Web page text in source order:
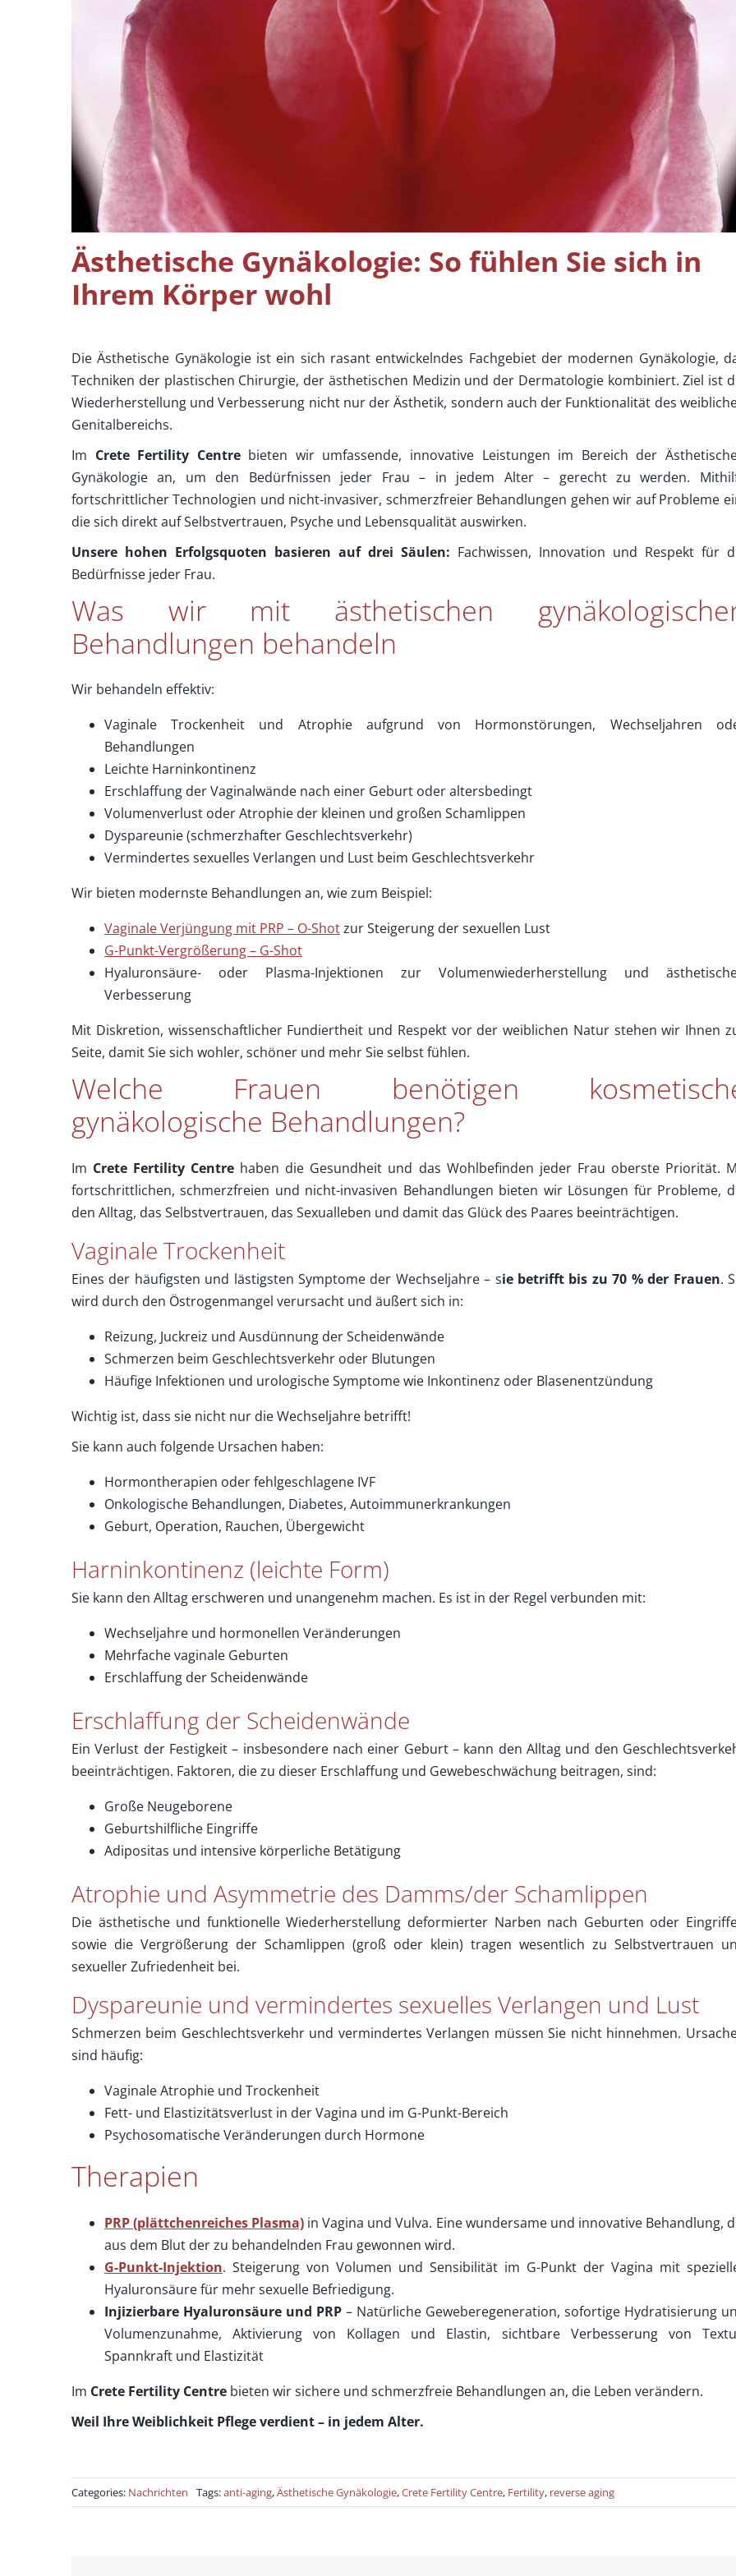
Ästhetische Gynäkologie: So fühlen Sie sich in
Ihrem Körper wohl
Die Ästhetische Gynäkologie ist ein sich rasant entwickelndes Fachgebiet der modernen Gynäkologie,
Techniken der plastischen Chirurgie, der ästhetischen Medizin und der Dermatologie kombiniert. Ziel ist
Wiederherstellung und Verbesserung nicht nur der Ästhetik, sondern auch der Funktionalität des
Genitalbereichs.
Im Crete Fertility Centrebieten wir umfassende, innovative Leistungen im Bereich der
Gynäkologie an, um den Bedürfnissen jeder Frau – in jedem Alter – gerecht zu werden.
fortschrittlicher Technologien und nicht-invasiver, schmerzfreier Behandlungen gehen wir auf Probleme
die sich direkt auf Selbstvertrauen, Psyche und Lebensqualität auswirken.
Unsere hohen Erfolgsquoten basieren auf drei Säulen: Fachwissen, Innovation und Respekt für
Bedürfnisse jeder Frau.
Was wir mit ästhetischen
Behandlungen behandeln
Wir behandeln effektiv:
Vaginale Trockenheit und Atrophie aufgrund von Hormonstörungen, Wechseljahren
Behandlungen
Leichte Harninkontinenz
Erschlaffung der Vaginalwände nach einer Geburt oder altersbedingt
Volumenverlust oder Atrophie der kleinen und großen Schamlippen
Dyspareunie (schmerzhafter Geschlechtsverkehr)
Vermindertes sexuelles Verlangen und Lust beim Geschlechtsverkehr
Wir bieten modernste Behandlungen an, wie zum Beispiel:
Vaginale Verjüngung mit PRP – O-Shotzur Steigerung der sexuellen Lust
G-Punkt-Vergrößerung – G-Shot
Hyaluronsäure- oder Plasma-Injektionen zur Volumenwiederherstellung und
Verbesserung
Mit Diskretion, wissenschaftlicher Fundiertheit und Respekt vor der weiblichen Natur stehen wir Ihnen
Seite, damit Sie sich wohler, schöner und mehr Sie selbst fühlen.
Welche Frauen benötigen
gynäkologische Behandlungen?
Im Crete Fertility Centre haben die Gesundheit und das Wohlbefinden jeder Frau oberste Priorität.
fortschrittlichen, schmerzfreien und nicht-invasiven Behandlungen bieten wir Lösungen für Probleme,
den Alltag, das Selbstvertrauen, das Sexualleben und damit das Glück des Paares beeinträchtigen.
Vaginale Trockenheit
Eines der häufigsten und lästigsten Symptome der Wechseljahre – sie betrifft bis zu 70 % der Frauen.
wird durch den Östrogenmangel verursacht und äußert sich in:
Reizung, Juckreiz und Ausdünnung der Scheidenwände
Schmerzen beim Geschlechtsverkehr oder Blutungen
Häufige Infektionen und urologische Symptome wie Inkontinenz oder Blasenentzündung
Wichtig ist, dass sie nicht nur die Wechseljahre betrifft!
Sie kann auch folgende Ursachen haben:
Hormontherapien oder fehlgeschlagene IVF
Onkologische Behandlungen, Diabetes, Autoimmunerkrankungen
Geburt, Operation, Rauchen, Übergewicht
Harninkontinenz (leichte Form)
Sie kann den Alltag erschweren und unangenehm machen. Es ist in der Regel verbunden mit:
Wechseljahre und hormonellen Veränderungen
Mehrfache vaginale Geburten
Erschlaffung der Scheidenwände
Erschlaffung der Scheidenwände
Ein Verlust der Festigkeit – insbesondere nach einer Geburt – kann den Alltag und den
beeinträchtigen. Faktoren, die zu dieser Erschlaffung und Gewebeschwächung beitragen, sind:
Große Neugeborene
Geburtshilfliche Eingriffe
Adipositas und intensive körperliche Betätigung
Atrophie und Asymmetrie des Damms/der Schamlippen
Die ästhetische und funktionelle Wiederherstellung deformierter Narben nach Geburten oder
sowie die Vergrößerung der Schamlippen (groß oder klein) tragen wesentlich zu Selbstvertrauen
sexueller Zufriedenheit bei.
Dyspareunie und vermindertes sexuelles Verlangen und Lust
Schmerzen beim Geschlechtsverkehr und vermindertes Verlangen müssen Sie nicht hinnehmen.
sind häufig:
Vaginale Atrophie und Trockenheit
Fett- und Elastizitätsverlust in der Vagina und im G-Punkt-Bereich
Psychosomatische Veränderungen durch Hormone
Therapien
PRP (plättchenreiches Plasma) in Vagina und Vulva. Eine wundersame und innovative Behandlung,
aus dem Blut der zu behandelnden Frau gewonnen wird.
G-Punkt-Injektion. Steigerung von Volumen und Sensibilität im G-Punkt der Vagina mit
Hyaluronsäure für mehr sexuelle Befriedigung.
Injizierbare Hyaluronsäure und PRP– Natürliche Geweberegeneration, sofortige Hydratisierung
Volumenzunahme, Aktivierung von Kollagen und Elastin, sichtbare Verbesserung von
Spannkraft und Elastizität
Im Crete Fertility Centrebieten wir sichere und schmerzfreie Behandlungen an, die Leben verändern.
Weil Ihre Weiblichkeit Pflege verdient – ​​in jedem Alter.
Categories: Nachrichten Tags:anti-aging,Ästhetische Gynäkologie,Crete Fertility Centre, Fertility, reverse aging